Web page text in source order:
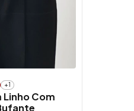
+1
Linho Com